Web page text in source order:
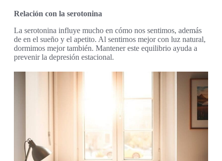
Relación con la serotonina
La serotonina influye mucho en cómo nos sentimos, además
de en el sueño y el apetito. Al sentirnos mejor con luz natural,
dormimos mejor también. Mantener este equilibrio ayuda a
prevenir la depresión estacional.